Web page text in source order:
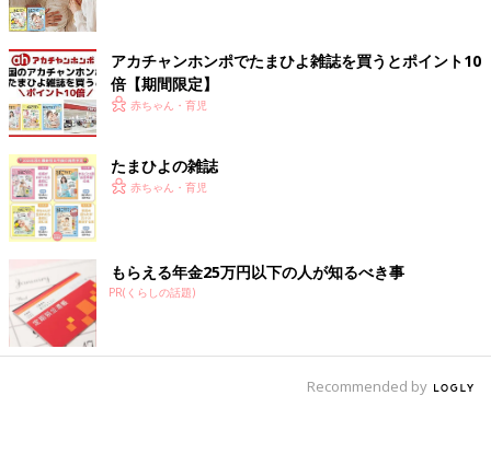
アカチャンホンポでたまひよ雑誌を買うとポイント10
倍【期間限定】
赤ちゃん・育児
たまひよの雑誌
赤ちゃん・育児
もらえる年金25万円以下の人が知るべき事
PR(くらしの話題)
Recommended by